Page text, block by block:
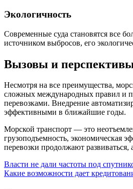
Экологичность
Современные суда становятся все
источником выбросов, его
Вызовы и
Несмотря на все преимущества,
сложных международных правил и
перевозками. Внедрение
эффективными в ближайшие годы.
Морской транспорт — это
грузоподъемность, экономическая
перевозки продолжают
Навигация
по
Власти не дали частоты под
Какие возможности дает